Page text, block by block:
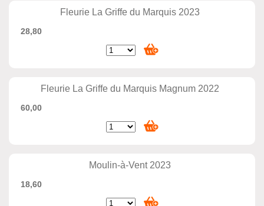
Fleurie La Griffe du Marquis 2023
28,80
Fleurie La Griffe du Marquis Magnum 2022
60,00
Moulin-à-Vent 2023
18,60